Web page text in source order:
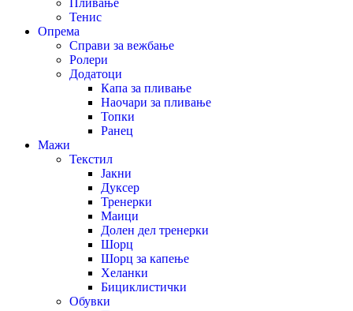
Тенис
Опрема
Справи за вежбање
Ролери
Додатоци
Капа за пливање
Наочари за пливање
Топки
Ранец
Мажи
Текстил
Јакни
Дуксер
Тренерки
Маици
Долен дел тренерки
Шорц
Шорц за капење
Хеланки
Бициклистички
Обувки